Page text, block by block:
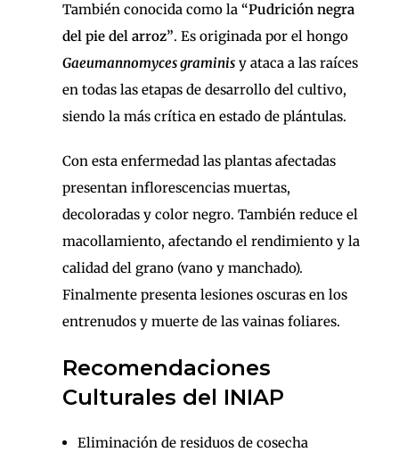
También conocida como la “Pudrición negra
del pie del arroz”. Es originada por el hongo
Gaeumannomyces graminis y ataca a las raíces
en todas las etapas de desarrollo del cultivo,
siendo la más crítica en estado de plántulas.
Con esta enfermedad las plantas afectadas
presentan inflorescencias muertas,
decoloradas y color negro. También reduce el
macollamiento, afectando el rendimiento y la
calidad del grano (vano y manchado).
Finalmente presenta lesiones oscuras en los
entrenudos y muerte de las vainas foliares.
Recomendaciones
Culturales del INIAP
Eliminación de residuos de cosecha